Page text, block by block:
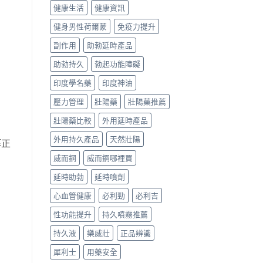
健康生活
健康資訊
健身男性荷爾蒙
免疫力提升
副作用
助勃延時產品
助勃持久
勃起功能障礙
印度學名藥
印度神油
壓力管理
壯陽藥
壯陽藥推薦
壯陽藥比較
外用延時產品
外用持久產品
天然壯陽
威而鋼
威而鋼哪裡買
延時助勃
延時噴劑
心血管健康
必利勁
必利吉
性功能提升
持久噴霧推薦
持久液
樂威壯
正品辨識
犀利士
用藥安全